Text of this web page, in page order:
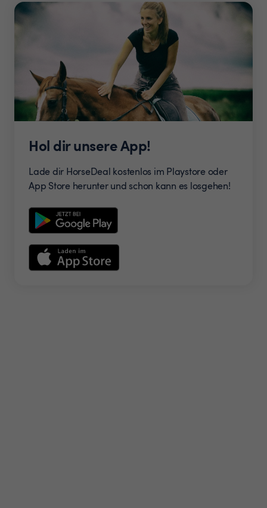
Hol dir unsere App!
Lade dir HorseDeal kostenlos im Playstore oder
App Store herunter und schon kann es losgehen!